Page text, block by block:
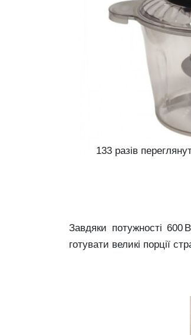
133 разів
Завдяки потужності
готувати великі порції